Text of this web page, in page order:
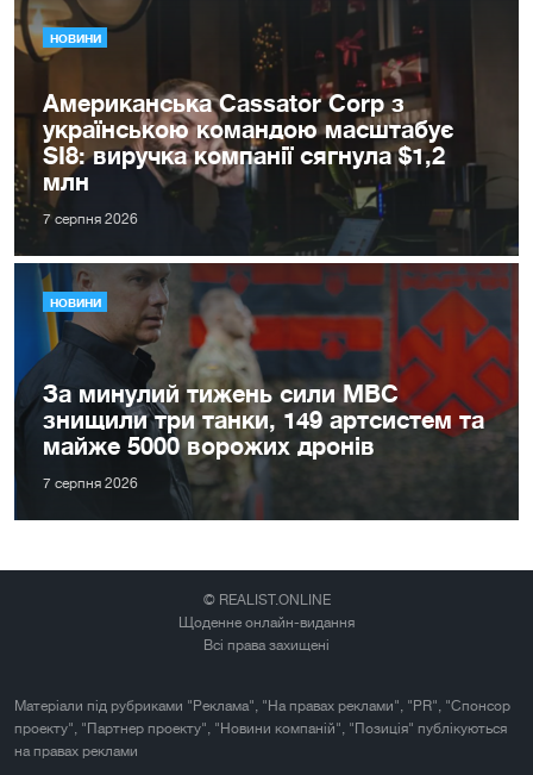
НОВИНИ
Американська Cassator Corp з
українською командою масштабує
SI8: виручка компанії сягнула $1,2
млн
7 серпня 2026
НОВИНИ
За минулий тижень сили МВС
знищили три танки, 149 артсистем та
майже 5000 ворожих дронів
7 серпня 2026
© REALIST.ONLINE
Щоденне онлайн-видання
Всі права захищені
Матеріали під рубриками "Реклама", "На правах реклами", "PR", "Спонсор
проекту", "Партнер проекту", "Новини компаній", "Позиція" публікуються
на правах реклами